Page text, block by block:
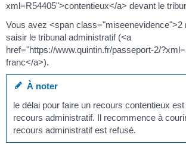
xml=R54405">contentieux</a> devant le
Vous avez <span class="miseenevidence">2
saisir le tribunal administratif (<a
href="https://www.quintin.fr/passeport-2/
franc</a>).
À noter
le délai pour faire un recours contentieux
recours administratif. Il recommence à
recours administratif est refusé.